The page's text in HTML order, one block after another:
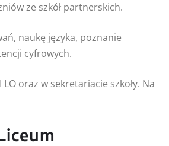
ze szkół partnerskich.
naukę języka, poznanie
cyfrowych.
oraz w sekretariacie szkoły. Na